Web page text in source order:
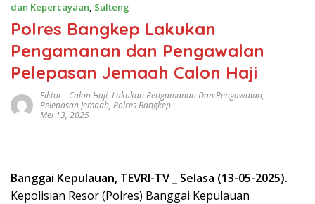
dan Kepercayaan, Sulteng
Polres Bangkep Lakukan
Pengamanan dan Pengawalan
Pelepasan Jemaah Calon Haji
Fiktor- Calon Haji, Lakukan Pengamanan Dan Pengawalan,
Pelepasan Jemaah, Polres Bangkep
Mei 13, 2025
Banggai Kepulauan, TEVRI-TV _ Selasa (13-05-2025).
Kepolisian Resor (Polres) Banggai Kepulauan